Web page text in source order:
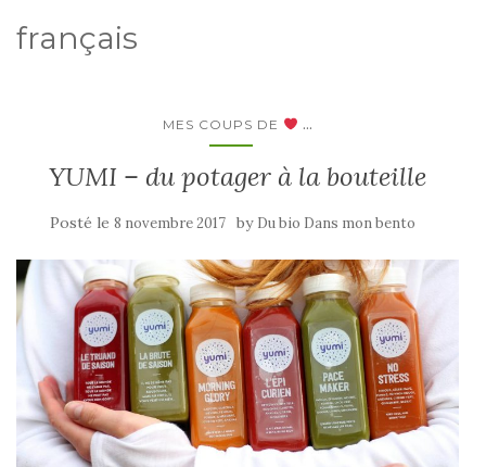
français
MES COUPS DE ...
YUMI – du potager à la bouteille
Posté le 8 novembre 2017 by Du bio Dans mon bento